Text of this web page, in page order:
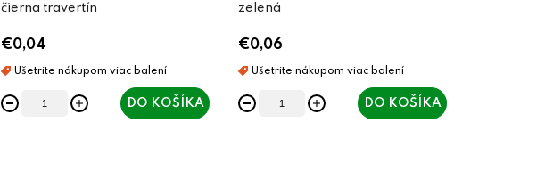
čierna travertín
€0,04
DO KOŠÍKA
zelená
€0,06
DO KOŠÍKA